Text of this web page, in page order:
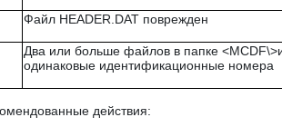
Файл HEADER.DAT поврежден
Два или больше файлов в папке
одинаковые идентификационные номера
действия: